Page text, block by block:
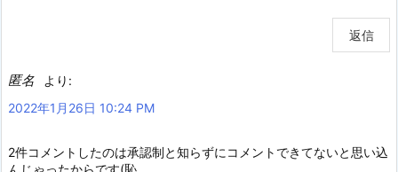
返信
匿名
より:
2022年1月26日 10:24 PM
2件コメントしたのは承認制と知らずにコメントできてないと思い込